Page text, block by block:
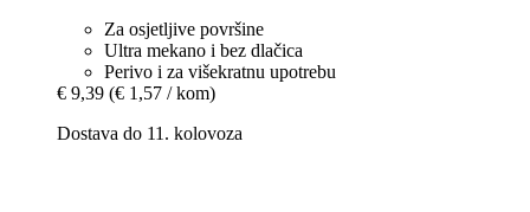
Za osjetljive površine
Ultra mekano i bez dlačica
Perivo i za višekratnu upotrebu
€ 9,39 (€ 1,57 / kom)
Dostava do 11. kolovoza